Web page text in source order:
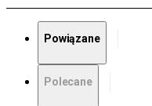
Powiązane
Polecane